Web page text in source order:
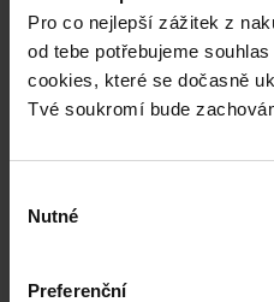
Pro co nejlepší zážitek z
od tebe potřebujeme
cookies, které se dočasně
Tvé soukromí bude
souhlasu
Nutné
Preferenční
rukavice Tonga
dark grey
399 Kč